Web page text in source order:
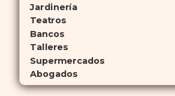
Jardinería
Teatros
Bancos
Talleres
Supermercados
Abogados